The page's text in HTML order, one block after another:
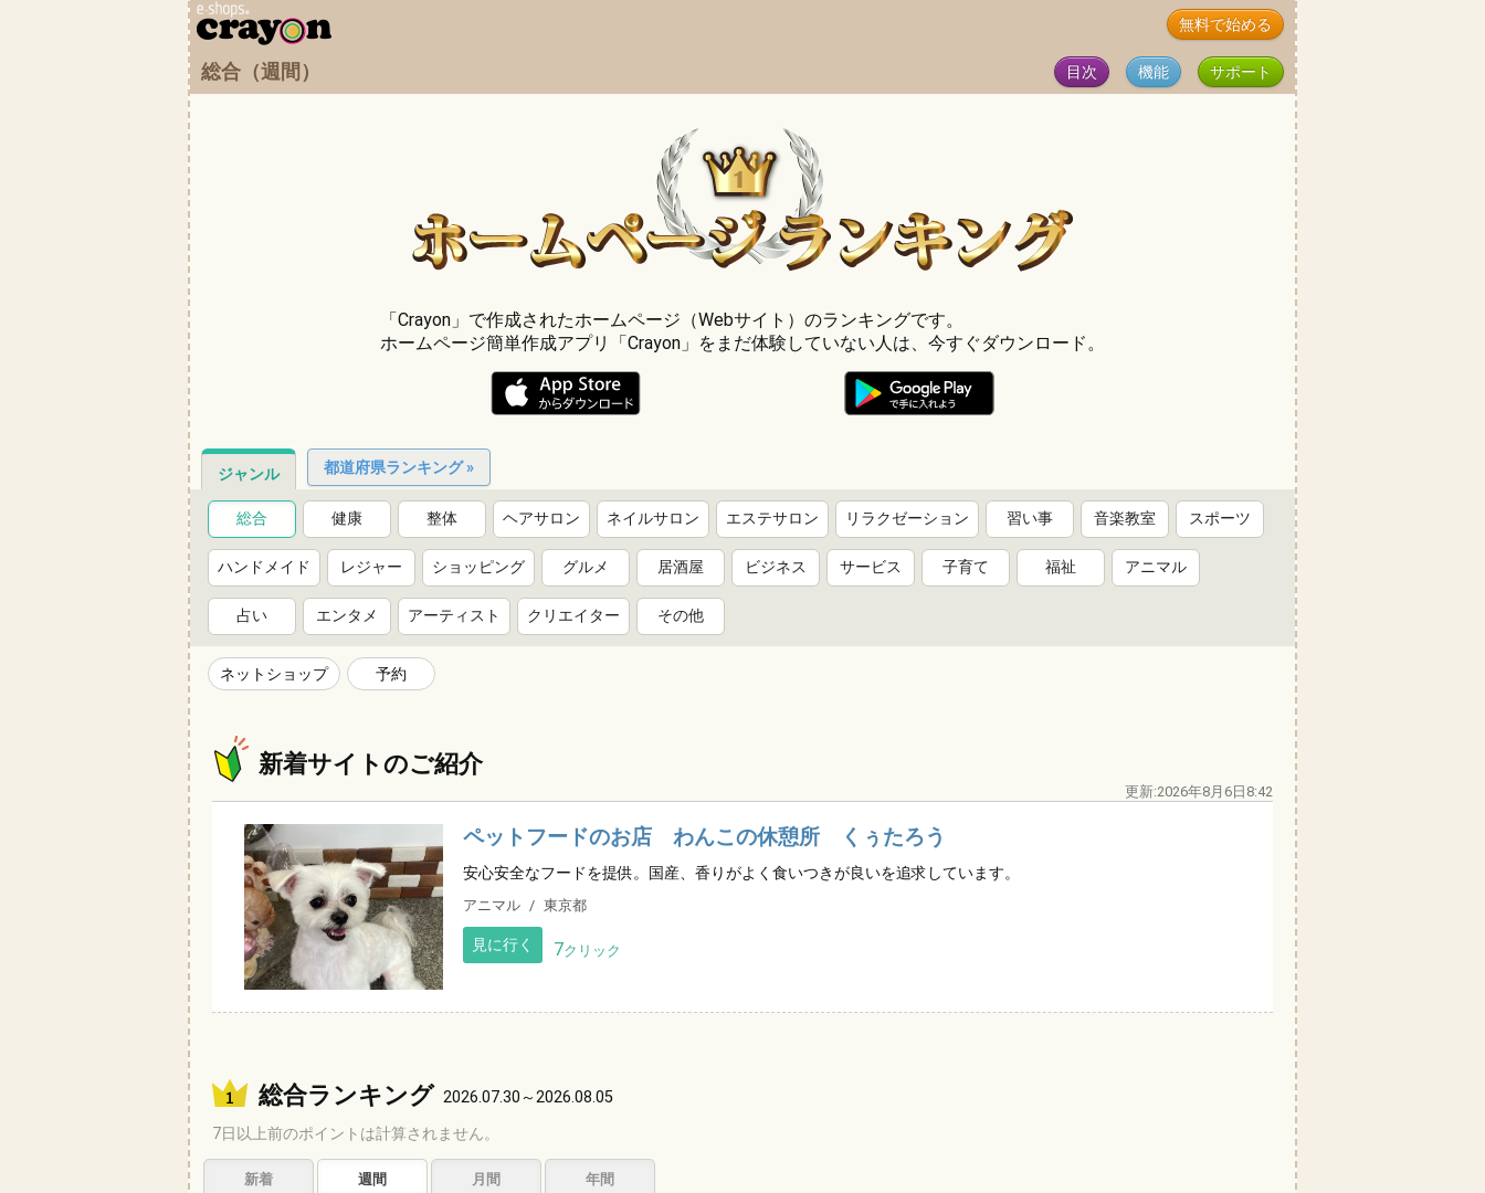
無料で始める
目次 機能 サポート
総合（週間）
「Crayon」で作成されたホームページ（Webサイト）のランキングです。
ホームページ簡単作成アプリ「Crayon」をまだ体験していない人は、今すぐダウンロード。
ジャンル 都道府県ランキング »
総合 健康 整体 ヘアサロン ネイルサロン エステサロン リラクゼーション 習い事 音楽教室 スポーツ
ハンドメイド レジャー ショッピング グルメ 居酒屋 ビジネス サービス 子育て 福祉 アニマル
占い エンタメ アーティスト クリエイター その他
ネットショップ 予約
新着サイトのご紹介
更新:2026年8月6日8:42
ペットフードのお店 わんこの休憩所 くぅたろう
安心安全なフードを提供。国産、香りがよく食いつきが良いを追求しています。
アニマル 東京都
見に行く 7クリック
総合ランキング 2026.07.30～2026.08.05
7日以上前のポイントは計算されません。
新着 週間 月間 年間